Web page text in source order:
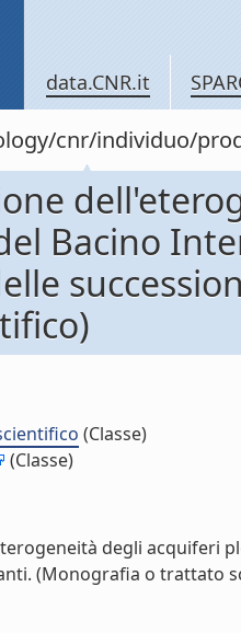
data.CNR.it
cnr/individuo/
Bacino
(Classe)
(Classe)
degli acquiferi
(Monografia o trattato